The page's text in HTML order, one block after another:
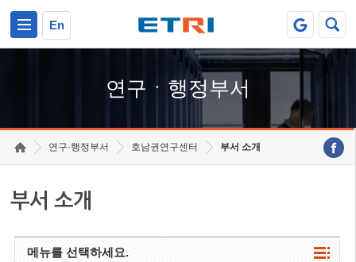
En
연구ㆍ행정부서
연구·행정부서 호남권연구센터 부서 소개
부서 소개
메뉴를 선택하세요.